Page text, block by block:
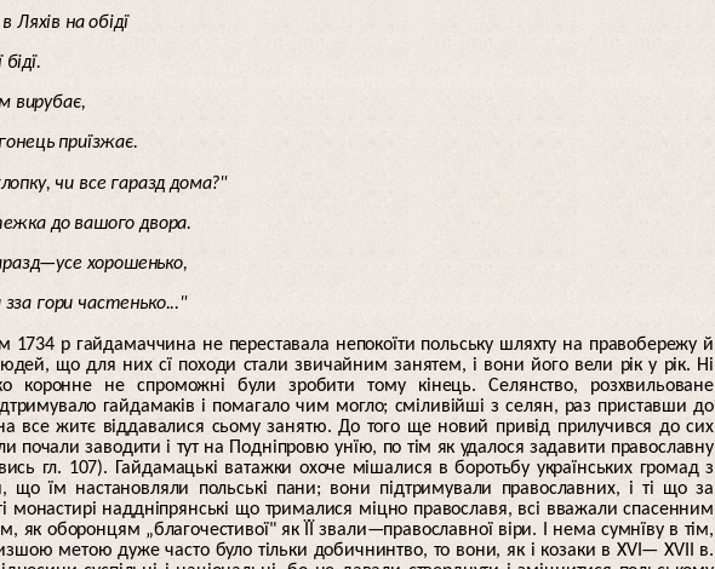
Ляхів на обідї
вирубає,
приїзжає.
чи все гаразд дома?"
до вашого двора.
хорошенько,
гори частенько..."
1734 р гайдамаччина не переставала непокоїти польську шляхту на правобережу й
що для них сї походи стали звичайним занятем, і вони його вели рік у рік. Ні
коронне не спроможні були зробити тому кінець. Селянство, розхвильоване
гайдамаків і помагало чим могло; сміливійші з селян, раз приставши до
все житє віддавалися сьому занятю. До того ще новий привід прилучився до сих
почали заводити і тут на Подніпровю унїю, по тім як удалося задавити православну
гл. 107). Гайдамацькі ватажки охоче мішалися в боротьбу українських громад з
що їм настановляли польські пани; вони підтримували православних, і ті що за
монастирі наддніпрянські що трималися міцно православя, всі вважали спасенним
як оборонцям „благочестивої" як ЇЇ звали—православної віри. І нема сумнїву в тім,
метою дуже часто було тільки добичнинтво, то вони, як і козаки в XVI— XVII в.